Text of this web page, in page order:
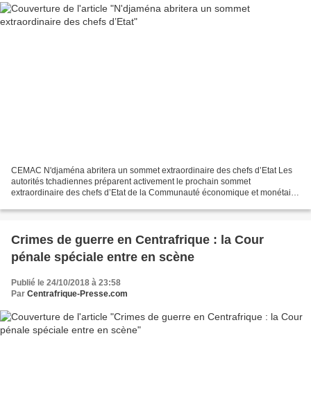
CEMAC N'djaména abritera un sommet extraordinaire des chefs d’Etat Les
autorités tchadiennes préparent activement le prochain sommet
extraordinaire des chefs d’Etat de la Communauté économique et monétaire
Crimes de guerre en Centrafrique : la Cour
pénale spéciale entre en scène
Publié le 24/10/2018 à 23:58
Par Centrafrique-Presse.com